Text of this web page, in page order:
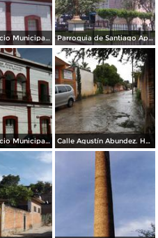
Antiguo Palacio Municipal. Marzo/2016 Parroquia de Santiago Apostol siglo XVIII. Marzo/2016
Antigüo Palacio Municipal. Julio/2015 Calle Agustín Abundez. Huitzuco, Guerrero. Julio/2013